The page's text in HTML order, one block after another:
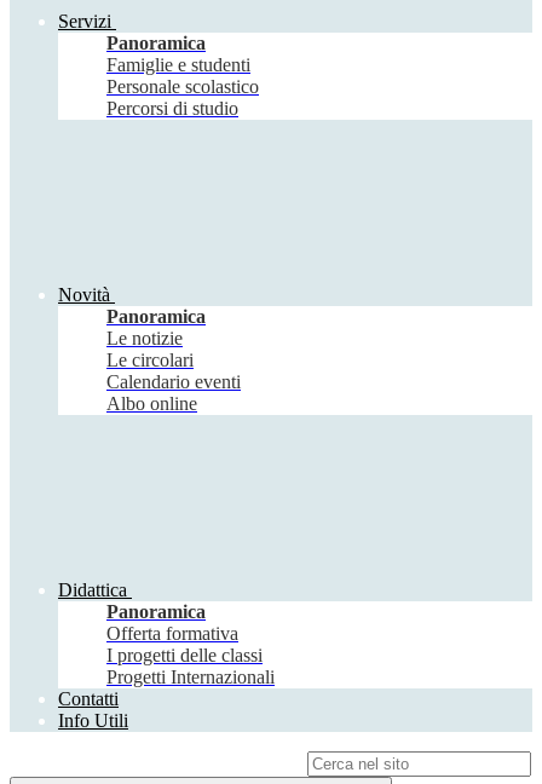
Servizi
Panoramica
Famiglie e studenti
Personale scolastico
Percorsi di studio
Novità
Panoramica
Le notizie
Le circolari
Calendario eventi
Albo online
Didattica
Panoramica
Offerta formativa
I progetti delle classi
Progetti Internazionali
Contatti
Info Utili